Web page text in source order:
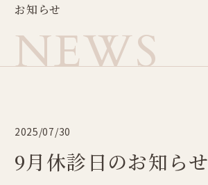
お知 らせ
NEWS
2025/07/30
9月休診日のお知らせ